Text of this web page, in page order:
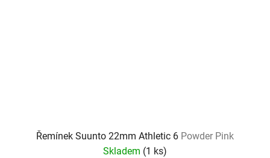
Řemínek Suunto 22mm Athletic 6 Powder Pink
Skladem (1 ks)